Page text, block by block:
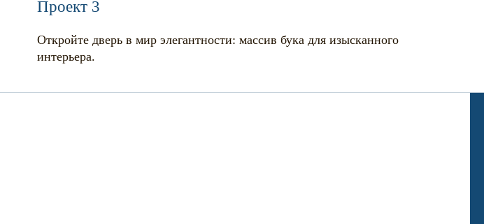
Проект 3
Откройте дверь в мир элегантности: массив бука для изысканного
интерьера.